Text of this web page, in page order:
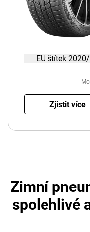
EU štítek
Zjistit více
Zimní
spolehlivé